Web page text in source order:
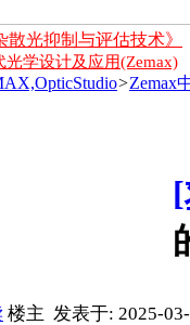
散光抑制与评估技术》
光学设计及应用(Zemax)
>Zemax
楼主 发表于: 2025-